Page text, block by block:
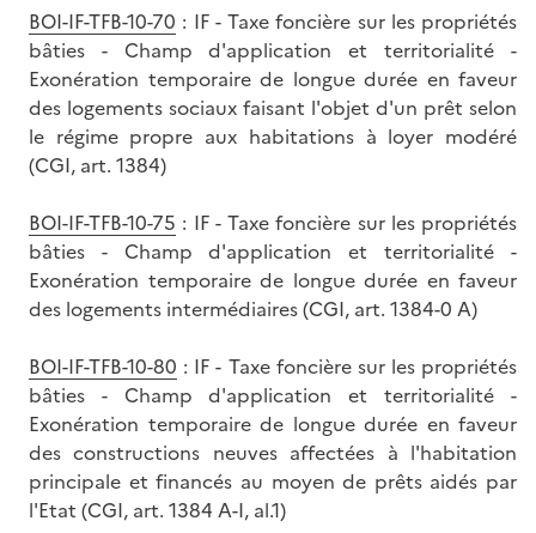
BOI-IF-TFB-10-70 : IF - Taxe foncière sur les propriétés
bâties - Champ d'application et territorialité -
Exonération temporaire de longue durée en faveur
des logements sociaux faisant l'objet d'un prêt selon
le régime propre aux habitations à loyer modéré
(CGI, art. 1384)
BOI-IF-TFB-10-75 : IF - Taxe foncière sur les propriétés
bâties - Champ d'application et territorialité -
Exonération temporaire de longue durée en faveur
des logements intermédiaires (CGI, art. 1384-0 A)
BOI-IF-TFB-10-80 : IF - Taxe foncière sur les propriétés
bâties - Champ d'application et territorialité -
Exonération temporaire de longue durée en faveur
des constructions neuves affectées à l'habitation
principale et financés au moyen de prêts aidés par
l'Etat (CGI, art. 1384 A-I, al.1)